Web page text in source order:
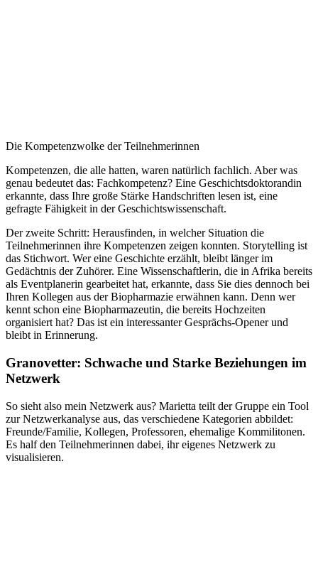
Die Kompetenzwolke der Teilnehmerinnen
Kompetenzen, die alle hatten, waren natürlich fachlich. Aber was
genau bedeutet das: Fachkompetenz? Eine Geschichtsdoktorandin
erkannte, dass Ihre große Stärke Handschriften lesen ist, eine
gefragte Fähigkeit in der Geschichtswissenschaft.
Der zweite Schritt: Herausfinden, in welcher Situation die
Teilnehmerinnen ihre Kompetenzen zeigen konnten. Storytelling ist
das Stichwort. Wer eine Geschichte erzählt, bleibt länger im
Gedächtnis der Zuhörer. Eine Wissenschaftlerin, die in Afrika bereits
als Eventplanerin gearbeitet hat, erkannte, dass Sie dies dennoch bei
Ihren Kollegen aus der Biopharmazie erwähnen kann. Denn wer
kennt schon eine Biopharmazeutin, die bereits Hochzeiten
organisiert hat? Das ist ein interessanter Gesprächs-Opener und
bleibt in Erinnerung.
Granovetter: Schwache und Starke Beziehungen im
Netzwerk
So sieht also mein Netzwerk aus? Marietta teilt der Gruppe ein Tool
zur Netzwerkanalyse aus, das verschiedene Kategorien abbildet:
Freunde/Familie, Kollegen, Professoren, ehemalige Kommilitonen.
Es half den Teilnehmerinnen dabei, ihr eigenes Netzwerk zu
visualisieren.